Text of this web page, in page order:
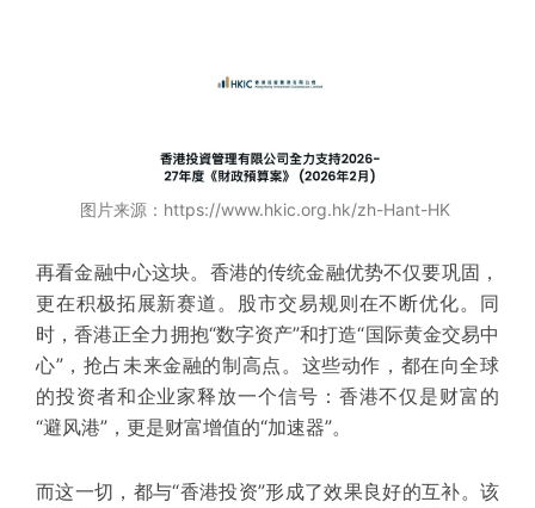
图片来源：https://www.hkic.org.hk/zh-Hant-HK
再看金融中心这块。香港的传统金融优势不仅要巩固，
更在积极拓展新赛道。股市交易规则在不断优化。同
时，香港正全力拥抱“数字资产”和打造“国际黄金交易中
心”，抢占未来金融的制高点。这些动作，都在向全球
的投资者和企业家释放一个信号： 香港不仅是财富的
“避风港”，更是财富增值的“加速器”。
而这一切，都与“香港投资”形成了效果良好的互补。该